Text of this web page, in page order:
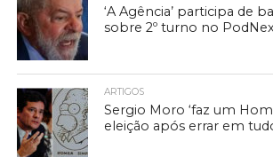
‘A Agência’ participa de
sobre 2º turno no
ARTIGOS
Sergio Moro ‘faz um
eleição após errar em